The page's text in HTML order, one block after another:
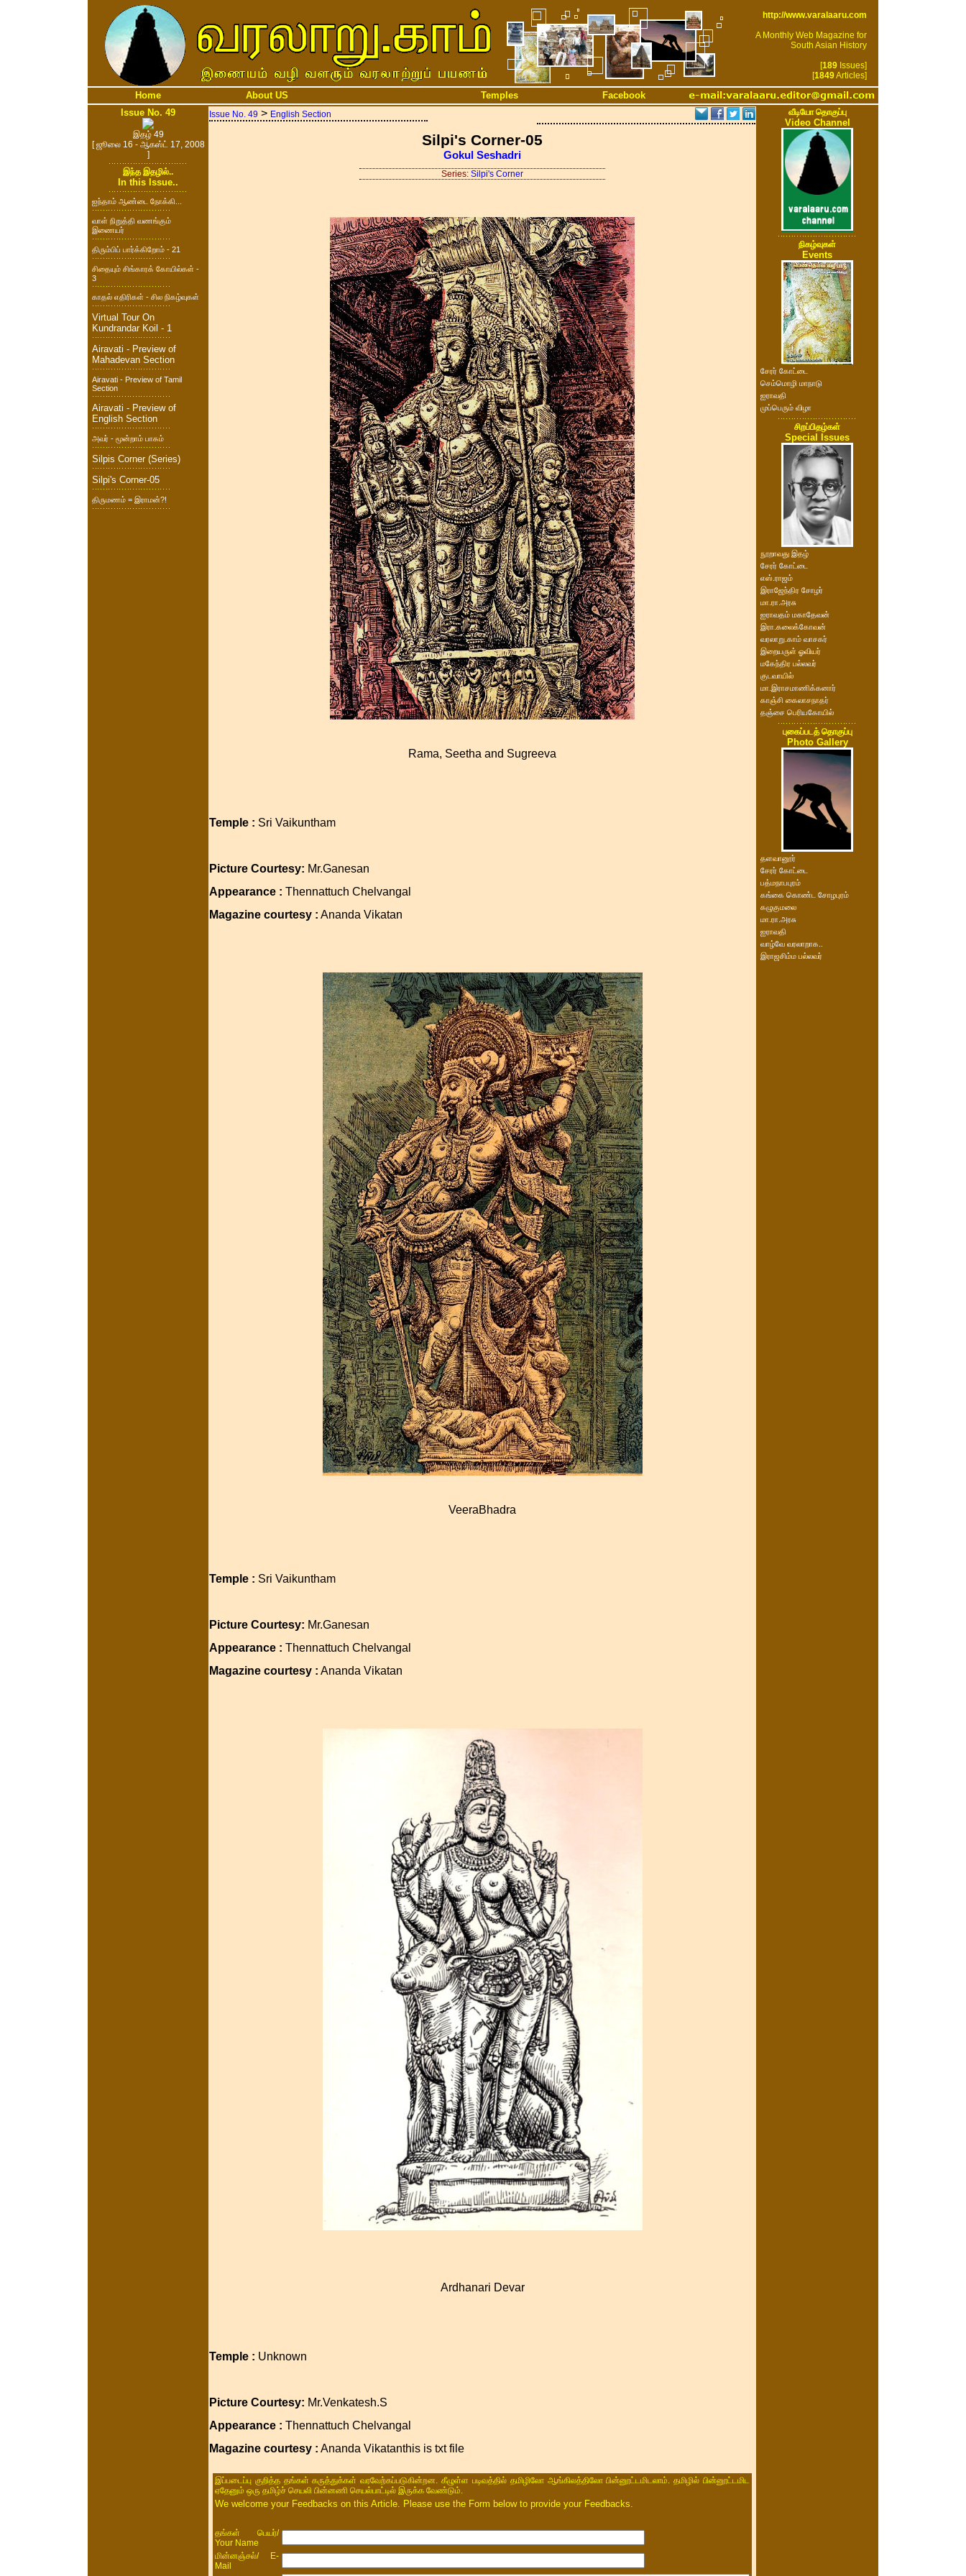
http://www.varalaaru.com
A Monthly Web Magazine for
South Asian History
[189Issues]
[1849Articles]
Home About US Temples
Facebook
Issue No. 49
இதழ் 49
[ ஜூலை 16 - ஆகஸ்ட் 17, 2008
]
இந்த இதழில்..
In this Issue..
ஐந்தாம் ஆண்டை நோக்கி...
வாள் நிறுத்தி வணங்கும்
இணையர்
திரும்பிப் பார்க்கிறோம் - 21
சிதையும் சிங்காரக் கோயில்கள் -
3
காதல் எதிரிகள் - சில நிகழ்வுகள்
Virtual Tour On
Kundrandar Koil - 1
Airavati - Preview of
Mahadevan Section
Airavati - Preview of Tamil
Section
Airavati - Preview of
English Section
அவர் - மூன்றாம் பாகம்
Silpis Corner (Series)
Silpi's Corner-05
திருமணம் = இராமன்?!
Issue No. 49 > English Section
Silpi's Corner-05
Gokul Seshadri
Series: Silpi's Corner
Rama, Seetha and Sugreeva
Temple : Sri Vaikuntham
Picture Courtesy: Mr.Ganesan
Appearance : Thennattuch Chelvangal
Magazine courtesy : Ananda Vikatan
VeeraBhadra
Temple : Sri Vaikuntham
Picture Courtesy: Mr.Ganesan
Appearance : Thennattuch Chelvangal
Magazine courtesy : Ananda Vikatan
Ardhanari Devar
Temple : Unknown
Picture Courtesy: Mr.Venkatesh.S
Appearance : Thennattuch Chelvangal
Magazine courtesy : Ananda Vikatanthis is txt file
இப்படைப்பு குறித்த தங்கள் கருத்துக்கள் வரவேற்கப்படுகின்றன. கீழுள்ள படிவத்தில் தமிழிலோ ஆங்கிலத்திலோ பின்னூட்டமிடலாம். தமிழில் பின்னூட்டமிட
ஏதேனும் ஒரு தமிழ்ச் செயலி பின்னணி செயல்பாட்டில் இருக்க வேண்டும்.
We welcome your Feedbacks on this Article. Please use the Form below to provide your Feedbacks.
தங்கள் பெயர்/
Your Name
மின்னஞ்சல்/ E-
Mail
வீடியோ தொகுப்பு
Video Channel
நிகழ்வுகள்
Events
சேரர் கோட்டை
செம்மொழி மாநாடு
ஐராவதி
முப்பெரும் விழா
சிறப்பிதழ்கள்
Special Issues
நூறாவது இதழ்
சேரர் கோட்டை
எஸ்.ராஜம்
இராஜேந்திர சோழர்
மா.ரா.அரசு
ஐராவதம் மகாதேவன்
இரா.கலைக்கோவன்
வரலாறு.காம் வாசகர்
இறையருள் ஓவியர்
மகேந்திர பல்லவர்
குடவாயில்
மா.இராசமாணிக்கனார்
காஞ்சி கைலாசநாதர்
தஞ்சை பெரியகோயில்
புகைப்படத் தொகுப்பு
Photo Gallery
தளவானூர்
சேரர் கோட்டை
பத்மநாபபுரம்
கங்கை கொண்ட சோழபுரம்
கழுகுமலை
மா.ரா.அரசு
ஐராவதி
வாழ்வே வரலாறாக..
இராஜசிம்ம பல்லவர்